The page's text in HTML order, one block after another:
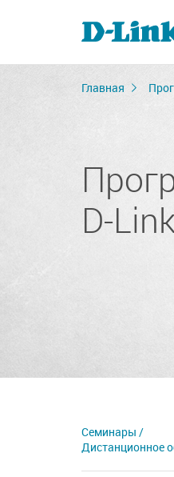
Главная
D-
Семинары /
Дистанционное